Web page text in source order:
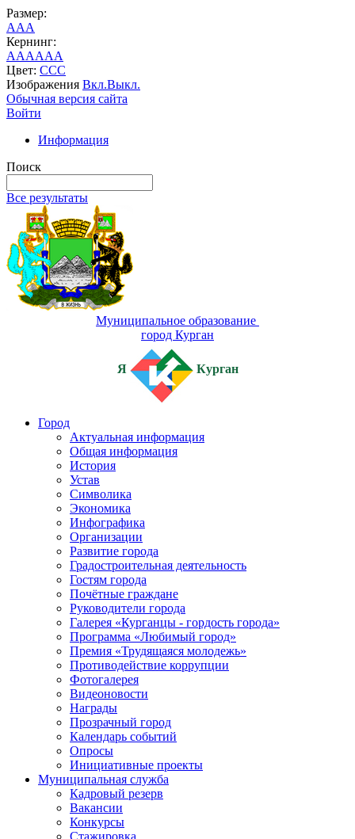
Размер:
AAA
Кернинг:
AAAAAA
Цвет: CCC
Изображения Вкл.Выкл.
Обычная версия сайта
Войти
Информация
Поиск
Все результаты
Муниципальное образование
город Курган
Я Курган
Город
Актуальная информация
Общая информация
История
Устав
Символика
Экономика
Инфографика
Организации
Развитие города
Градостроительная деятельность
Гостям города
Почётные граждане
Руководители города
Галерея «Курганцы - гордость города»
Программа «Любимый город»
Премия «Трудящаяся молодежь»
Противодействие коррупции
Фотогалерея
Видеоновости
Награды
Прозрачный город
Календарь событий
Опросы
Инициативные проекты
Муниципальная служба
Кадровый резерв
Вакансии
Конкурсы
Стажировка